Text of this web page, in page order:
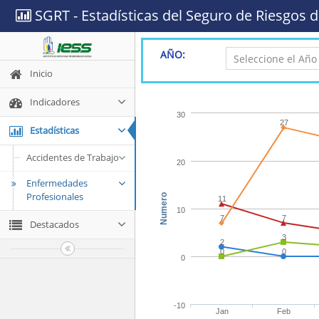
SGRT - Estadísticas del Seguro de Riesgos
Inicio
Indicadores
Estadísticas
Accidentes de Trabajo
Enfermedades
Profesionales
Destacados
AÑO:
Numero
2
0
11
7
0
3
7
27
Jan Feb
0
10
20
30
-10